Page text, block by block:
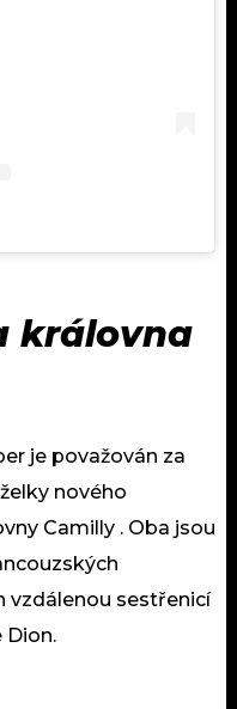
královna
je považován za
nového
Camilly . Oba jsou
vzdálenou sestřenicí
Dion.